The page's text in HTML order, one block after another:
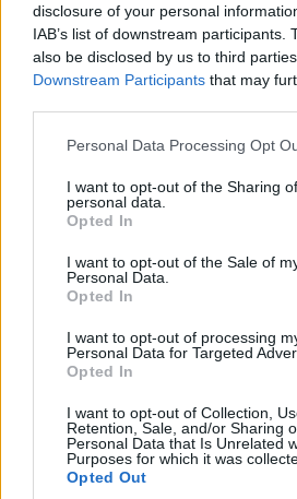
disclosure of your personal
IAB’s list of downstream participants.
also be disclosed by us to third
Downstream Participants that may
Please note that this website/app
not limited to your visit or usage
grant or deny consent to Google and
use your data for below specified
consent section.
Personal Data Processing Opt
I want to opt-out of the Sharing
personal data.
Opted In
I want to opt-out of the Sale of
Personal Data.
Opted In
I want to opt-out of processing
Personal Data for Targeted
Opted In
I want to opt-out of Collection,
Retention, Sale, and/or Sharing
Personal Data that Is Unrelated
Purposes for which it was
Opted Out
15:27
Itt a dráma! A turbópékek
büntetést, és ezzel valószínűleg
gyorshajtása nagyon sokba kerül.
meg fogja nyerni a kategóriát.
Kulcsfontosságú pillanat: egy
bokszban a #6-os és bokszban az
Kubica hozza az autót az
cserélnek a #83-ason, de Kubica
és az #50-es a következő körben jön,
Dráma készül a P2-ben: a
turbópékek versenyzőjét, Nick Yellolyt